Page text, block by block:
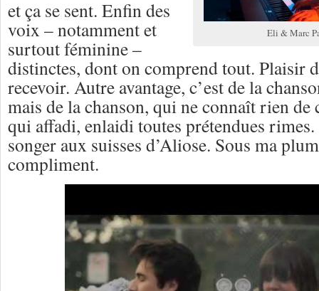
Eli & Marc
et ça se sent. Enfin des
voix – notamment et
surtout féminine –
distinctes, dont on comprend tout. Plaisir
recevoir. Autre avantage, c’est de la
mais de la chanson, qui ne connaît rien de
qui affadi, enlaidi toutes prétendues
songer aux suisses d’Aliose. Sous ma
compliment.